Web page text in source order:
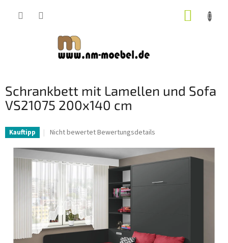
Schrankbett mit Lamellen und Sofa
VS21075 200x140 cm
Kauftipp
Die
Produktbewertung
ist
von
5
Sternen.
Nicht bewertetBewertungsdetails